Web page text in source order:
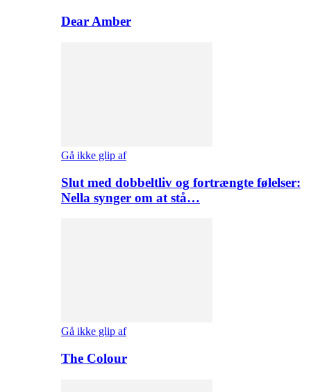
Dear Amber
Gå ikke glip af
Slut med dobbeltliv og fortrængte følelser:
Nella synger om at stå…
Gå ikke glip af
The Colour